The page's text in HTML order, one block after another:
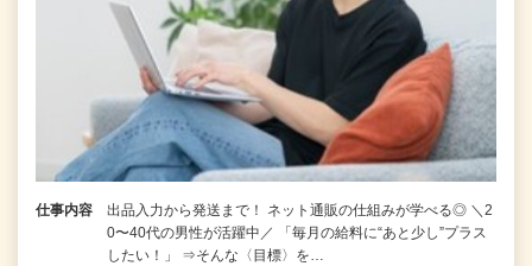
仕事内容
出品入力から発送まで！ ネット通販の仕組みが学べる◎ ＼2
0〜40代の男性が活躍中／ 「毎月の給料に“あと少し”プラス
したい！」 ⇒そんな〈目標〉を…